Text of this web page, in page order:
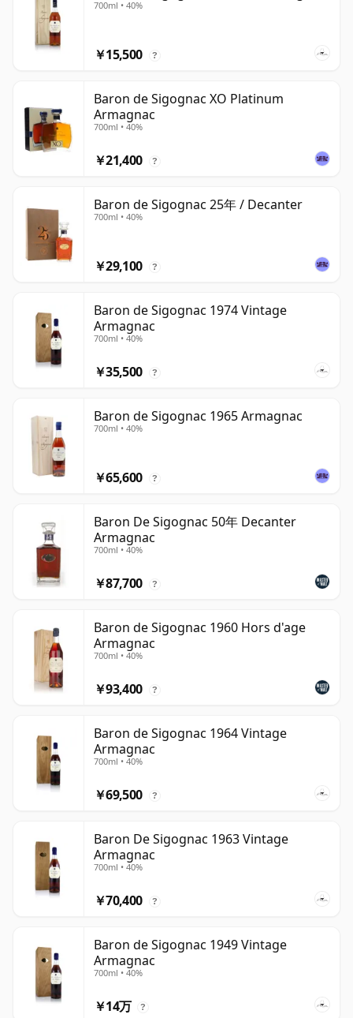
700ml • 40%
￥15,500 ?
Baron de Sigognac XO Platinum
Armagnac
700ml • 40%
￥21,400 ?
Baron de Sigognac 25年 / Decanter
700ml • 40%
￥29,100 ?
Baron de Sigognac 1974 Vintage
Armagnac
700ml • 40%
￥35,500 ?
Baron de Sigognac 1965 Armagnac
700ml • 40%
￥65,600 ?
Baron De Sigognac 50年 Decanter
Armagnac
700ml • 40%
￥87,700 ?
Baron de Sigognac 1960 Hors d'age
Armagnac
700ml • 40%
￥93,400 ?
Baron de Sigognac 1964 Vintage
Armagnac
700ml • 40%
￥69,500 ?
Baron De Sigognac 1963 Vintage
Armagnac
700ml • 40%
￥70,400 ?
Baron de Sigognac 1949 Vintage
Armagnac
700ml • 40%
￥14万 ?